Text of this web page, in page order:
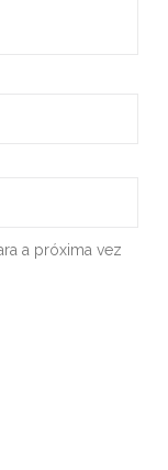
a próxima vez